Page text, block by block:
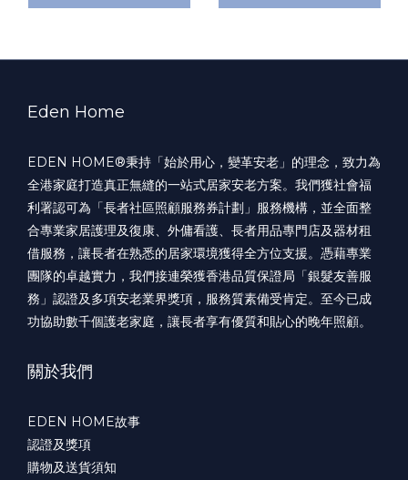
Eden Home
EDEN HOME®️秉持「始於用心，變革安老」的理念，致力為
全港家庭打造真正無縫的一站式居家安老方案。我們獲社會福
利署認可為「長者社區照顧服務券計劃」服務機構，並全面整
合專業家居護理及復康、外傭看護、長者用品專門店及器材租
借服務，讓長者在熟悉的居家環境獲得全方位支援。憑藉專業
團隊的卓越實力，我們接連榮獲香港品質保證局「銀髮友善服
務」認證及多項安老業界獎項，服務質素備受肯定。至今已成
功協助數千個護老家庭，讓長者享有優質和貼心的晚年照顧。
關於我們
EDEN HOME故事
認證及獎項
購物及送貨須知